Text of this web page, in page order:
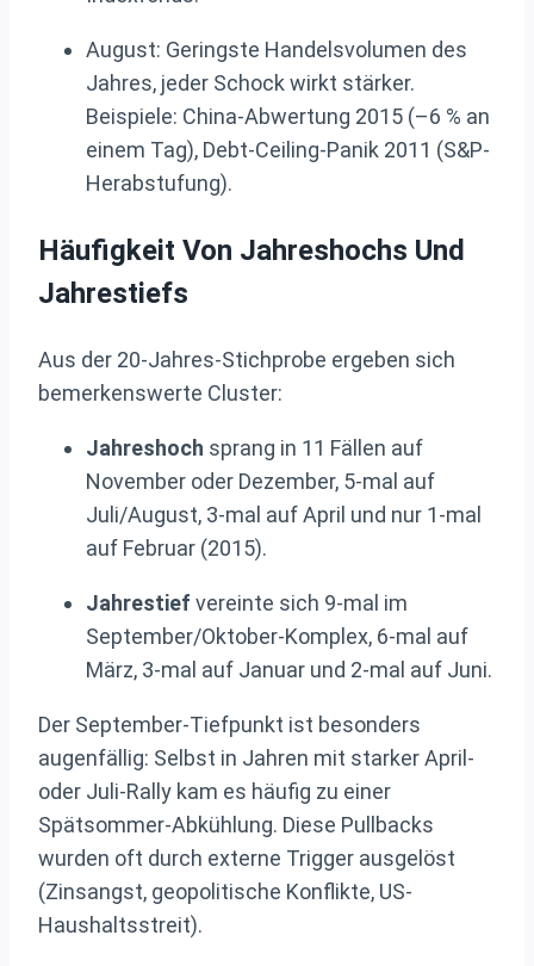
August: Geringste Handelsvolumen des
Jahres, jeder Schock wirkt stärker.
Beispiele: China-Abwertung 2015 (–6 % an
einem Tag), Debt-Ceiling-Panik 2011 (S&P-
Herabstufung).
Häufigkeit Von Jahreshochs Und
Jahrestiefs
Aus der 20-Jahres-Stichprobe ergeben sich
bemerkenswerte Cluster:
Jahreshoch sprang in 11 Fällen auf
November oder Dezember, 5-mal auf
Juli/August, 3-mal auf April und nur 1-mal
auf Februar (2015).
Jahrestief vereinte sich 9-mal im
September/Oktober-Komplex, 6-mal auf
März, 3-mal auf Januar und 2-mal auf Juni.
Der September-Tiefpunkt ist besonders
augenfällig: Selbst in Jahren mit starker April-
oder Juli-Rally kam es häufig zu einer
Spätsommer-Abkühlung. Diese Pullbacks
wurden oft durch externe Trigger ausgelöst
(Zinsangst, geopolitische Konflikte, US-
Haushaltsstreit).